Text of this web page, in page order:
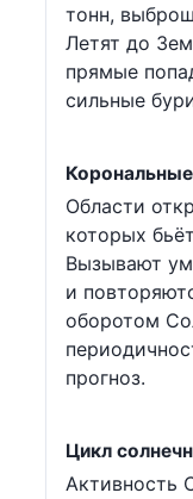
тонн,
Летят до
прямые
сильные
Области
которых
Вызывают
и
оборотом
прогноз.
Цикл
Активность